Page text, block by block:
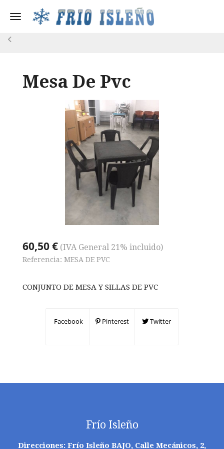
Toggle navigation
Mesa De Pvc
60,50 € (IVA General 21% incluido)
Referencia: MESA DE PVC
CONJUNTO DE MESA Y SILLAS DE PVC
Facebook Pinterest Twitter
Frío Isleño
Direcciones: Frío Isleño BAJO, Calle Mecánicos, 2,